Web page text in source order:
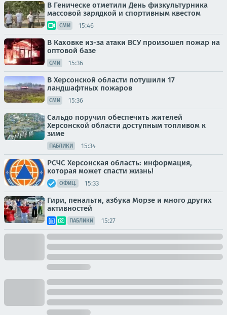
В Геническе отметили День физкультурника
массовой зарядкой и спортивным квестом
СМИ 15:46
В Каховке из-за атаки ВСУ произошел пожар на
оптовой базе
СМИ 15:36
В Херсонской области потушили 17
ландшафтных пожаров
СМИ 15:36
Сальдо поручил обеспечить жителей
Херсонской области доступным топливом к
зиме
ПАБЛИКИ 15:34
РСЧС Херсонская область: информация,
которая может спасти жизнь!
ОФИЦ. 15:33
Гири, пенальти, азбука Морзе и много других
активностей
ПАБЛИКИ 15:27